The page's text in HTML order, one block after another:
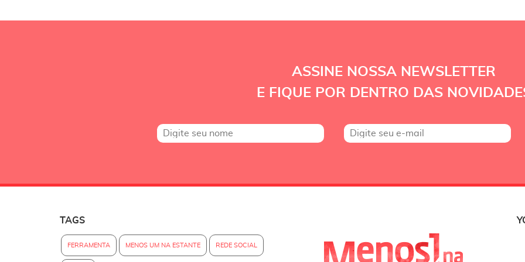
ASSINE NOSSA NEWSLETTER
E FIQUE POR DENTRO DAS
TAGS
FERRAMENTA MENOS UM NA ESTANTE REDE SOCIAL